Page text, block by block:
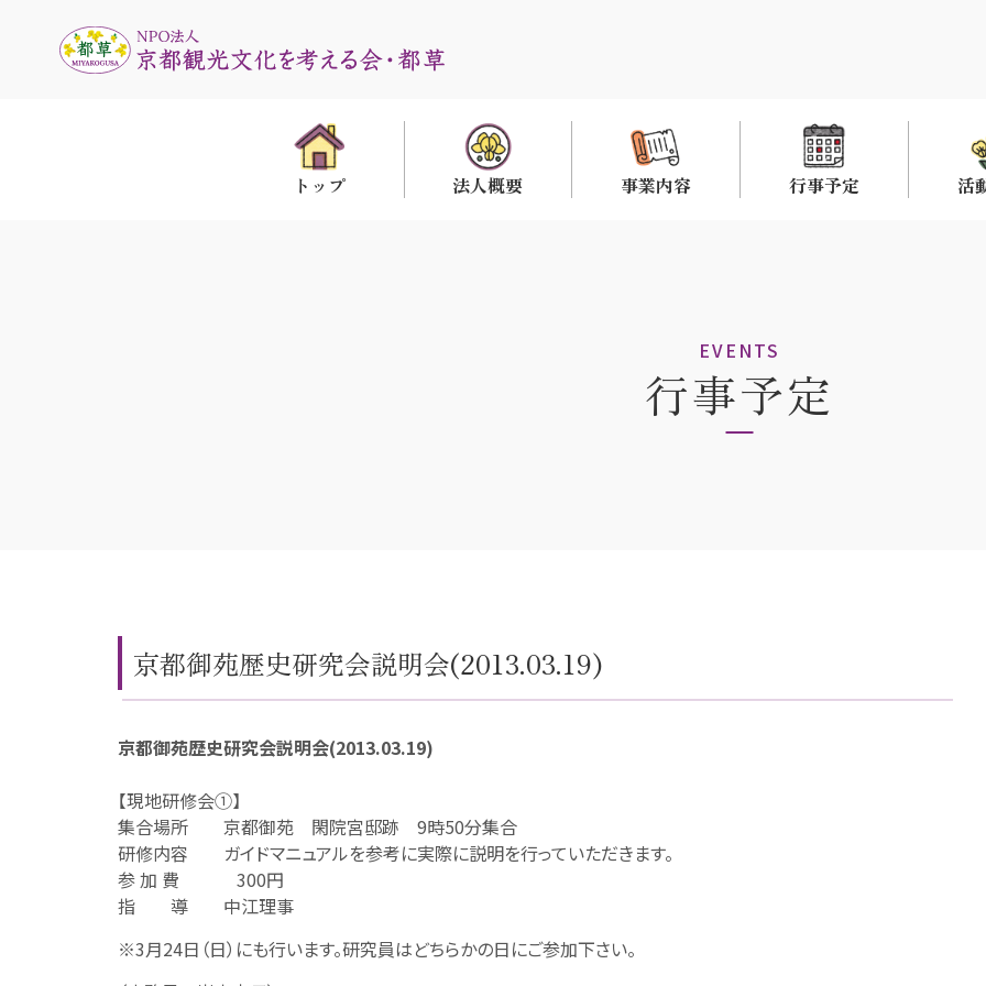
トップ 法人概要 事業内容 行事予定 活
EVENTS
行事予定
京都御苑歴史研究会説明会(2013.03.19)
京都御苑歴史研究会説明会(2013.03.19)
【現地研修会①】
集合場所 京都御苑 閑院宮邸跡 9時50分集合
研修内容 ガイドマニュアルを参考に実際に説明を行っていただきます。
参 加 費 300円
指 導 中江理事
※3月24日（日）にも行います。研究員はどちらかの日にご参加下さい。